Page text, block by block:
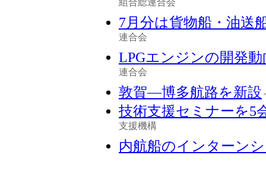
組合総連合会
7月分は貨物船・油送
連合会
LPGエンジンの開発
連合会
敦賀―博多航路を新設
技術支援セミナーを5
支援機構
内航船のインターン